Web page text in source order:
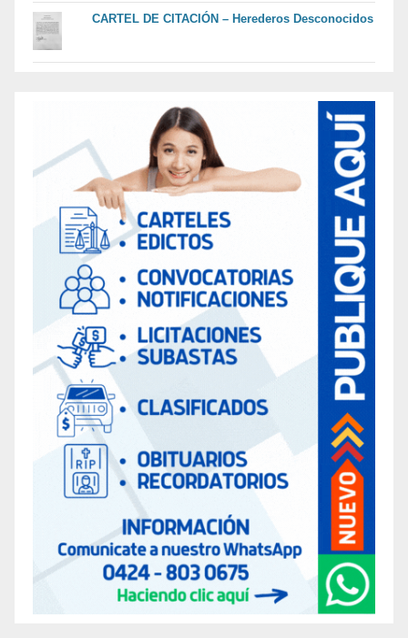
CARTEL DE CITACIÓN – Herederos Desconocidos